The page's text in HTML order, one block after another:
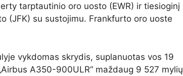
tarptautinio oro uosto (EWR) ir tiesioginį
(JFK) su sustojimu. Frankfurto oro uoste
vykdomas skrydis, suplanuotas vos 19
A350-900ULR“ maždaug 9 527 mylių